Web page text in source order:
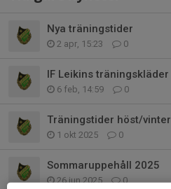
Nya träningstider
2 apr, 15:23 0
IF Leikins träningskläder
6 feb, 14:59 0
Träningstider höst/vinter
1 okt 2025 0
Sommaruppehåll 2025
26 jun 2025 0